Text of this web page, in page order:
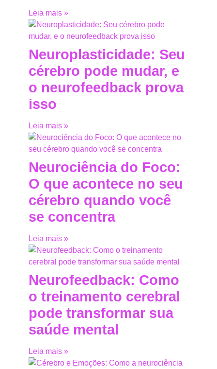
Leia mais »
Neuroplasticidade: Seu
cérebro pode mudar, e
o neurofeedback prova
isso
Leia mais »
Neurociência do Foco:
O que acontece no seu
cérebro quando você
se concentra
Leia mais »
Neurofeedback: Como
o treinamento cerebral
pode transformar sua
saúde mental
Leia mais »